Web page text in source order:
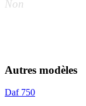
Non
Autres modèles
Daf 750